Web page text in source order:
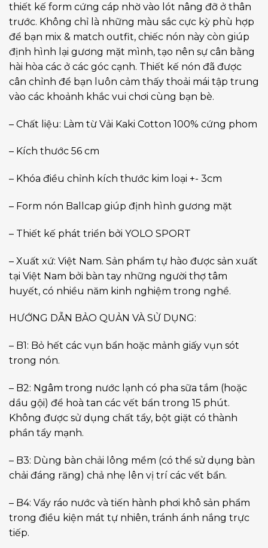
thiết kế form cứng cáp nhờ vào lót nâng đỡ ở thân
trước. Không chỉ là những màu sắc cực kỳ phù hợp
để bạn mix & match outfit, chiếc nón này còn giúp
định hình lại gương mặt mình, tạo nên sự cân bằng
hài hòa các ở các góc cạnh. Thiết kế nón đã được
cân chỉnh để bạn luôn cảm thấy thoải mái tập trung
vào các khoảnh khắc vui chơi cùng bạn bè.
– Chất liệu: Làm từ Vải Kaki Cotton 100% cứng phom
– Kích thước 56 cm
– Khóa điều chỉnh kích thước kim loại +- 3cm
– Form nón Ballcap giúp định hình gương mặt
– Thiết kế phát triển bởi YOLO SPORT
– Xuất xứ: Việt Nam. Sản phẩm tự hào được sản xuất
tại Việt Nam bởi bàn tay những người thợ tâm
huyết, có nhiều năm kinh nghiệm trong nghề.
HƯỚNG DẪN BẢO QUẢN VÀ SỬ DỤNG:
– B1: Bỏ hết các vụn bẩn hoặc mảnh giấy vụn sót
trong nón.
– B2: Ngâm trong nước lạnh có pha sữa tắm (hoặc
dầu gội) để hoà tan các vết bẩn trong 15 phút.
Không được sử dụng chất tẩy, bột giặt có thành
phần tẩy mạnh.
– B3: Dùng bàn chải lông mềm (có thể sử dụng bàn
chải đáng răng) chả nhẹ lên vị trí các vết bẩn.
– B4: Vẩy ráo nước và tiến hành phơi khô sản phẩm
trong điều kiện mát tự nhiên, tránh ánh nắng trực
tiếp.